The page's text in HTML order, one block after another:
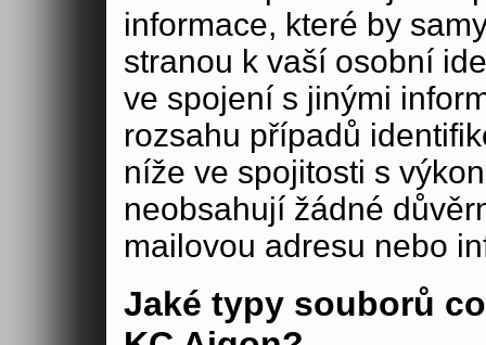
informace, které by
stranou k vaší osobní
ve spojení s jinými
rozsahu případů
níže ve spojitosti s
neobsahují žádné
mailovou adresu nebo
Jaké typy souborů